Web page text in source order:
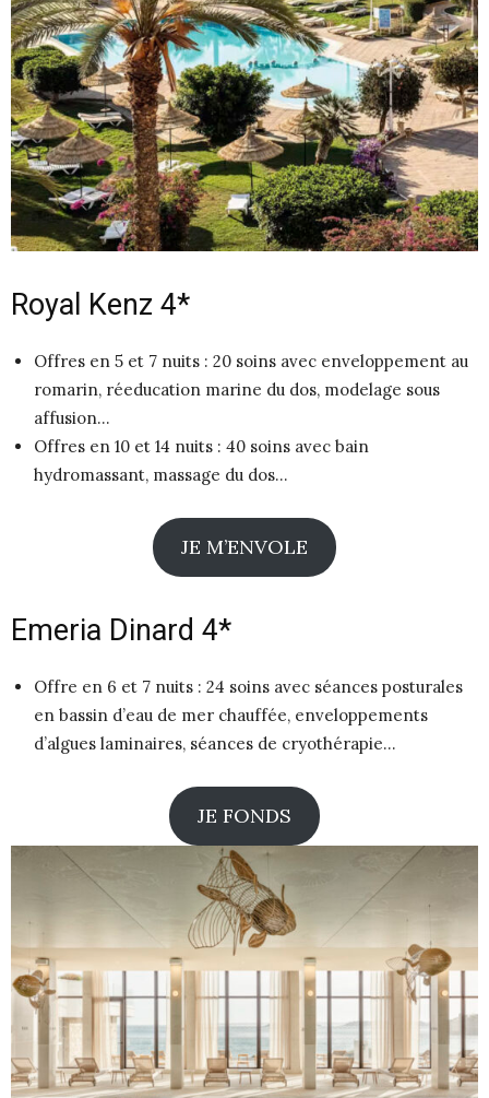
Royal Kenz 4*
Offres en 5 et 7 nuits : 20 soins avec enveloppement au
romarin, réeducation marine du dos, modelage sous
affusion…
Offres en 10 et 14 nuits : 40 soins avec bain
hydromassant, massage du dos…
JE M’ENVOLE
Emeria Dinard 4*
Offre en 6 et 7 nuits : 24 soins avec séances posturales
en bassin d’eau de mer chauffée, enveloppements
d’algues laminaires, séances de cryothérapie…
JE FONDS